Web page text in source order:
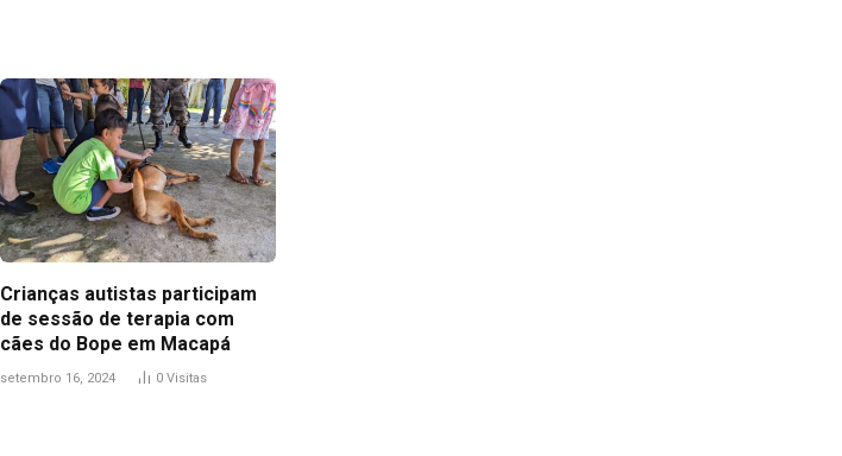
Crianças autistas participam
de sessão de terapia com
cães do Bope em Macapá
setembro 16, 2024 0 Visitas